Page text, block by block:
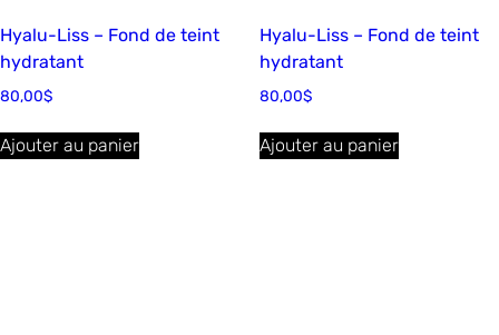
Hyalu-Liss – Fond de teint
hydratant
80,00$
Ajouter au panier
Hyalu-Liss – Fond de teint
hydratant
80,00$
Ajouter au panier